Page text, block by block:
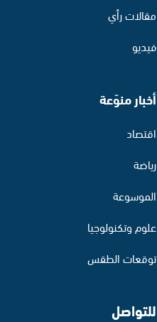
مقالات رأي
فيديو
أخبار منوّعة
اقتصاد
رياضة
الموسوعة
علوم وتكنولوجيا
توقعات الطقس
للتواصل